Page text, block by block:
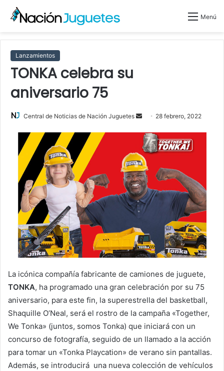
Menú
Lanzamientos
TONKA celebra su
aniversario 75
Central de Noticias de Nación Juguetes
n
d
a
n
e
m
a
l
28 febrero, 2022
La icónica compañía fabricante de camiones de juguete,
TONKA, ha programado una gran celebración por su 75
aniversario, para este fin, la superestrella del basketball,
Shaquille O’Neal, será el rostro de la campaña «Together,
We Tonka» (juntos, somos Tonka) que iniciará con un
concurso de fotografía, seguido de un llamado a la acción
para tomar un «Tonka Playcation» de verano sin pantallas.
Además, se introducirá una nueva colección de vehículos